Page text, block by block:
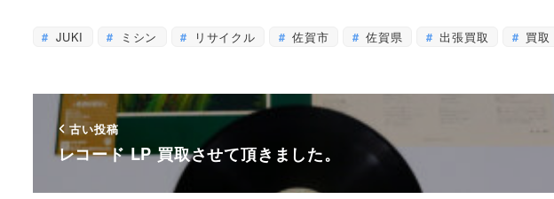
JUKI ミシン リサイクル 佐賀市 佐賀県 出張買取 買取
古い投稿
レコード LP 買取させて頂きました。